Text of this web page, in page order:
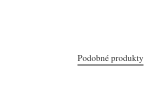
Podobné produkty